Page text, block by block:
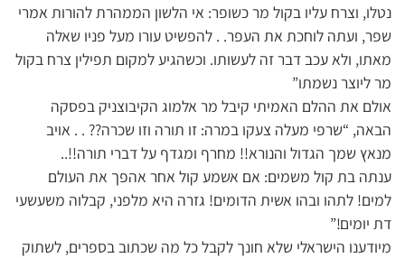
נטלו, וצרח עליו בקול מר כשופר: אי הלשון הממהרת להורות אמרי
שפר, ועתה לוחכת את העפר. . להפשיט עורו מעל פניו שאלה
מאתו, ולא עכב דבר זה לעשותו. וכשהגיע למקום תפילין צרח בקול
מר ליוצר נשמתו”
אולם את ההלם האמיתי קיבל מר אלמוג הקיבוצניק בפסקה
הבאה, “שרפי מעלה צעקו במרה: זו תורה וזו שכרה?? . . אויב
מנאץ שמך הגדול והנורא!! מחרף ומגדף על דברי תורה!!..
ענתה בת קול משמים: אם אשמע קול אחר אהפך את העולם
למים! לתהו ובהו אשית הדומים! גזרה היא מלפני, קבלוה משעשעי
דת יומים!”
מיודענו הישראלי שלא חונך לקבל כל מה שכתוב בספרים, לשתוק